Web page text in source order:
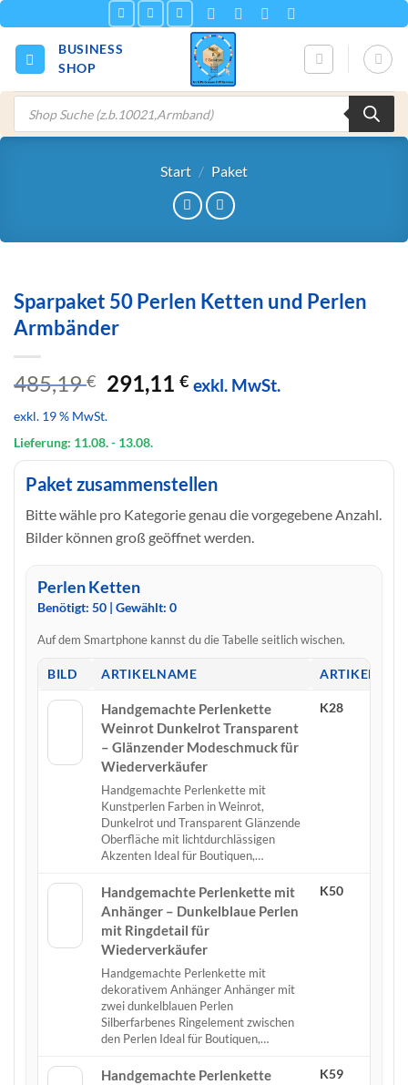
Inhalt
springen
BUSINESS
SHOP
Products
search
Start / Paket
Sparpaket 50 Perlen Ketten und Perlen
Armbänder
485,19€ Ursprünglicher
Preis
war:
485,19 €
291,11€Aktueller
exkl. MwSt.
exkl. 19 % MwSt.
Lieferung: 11.08.- 13.08.
Paket zusammenstellen
Bitte wähle pro Kategorie genau die vorgegebene Anzahl.
Bilder können groß geöffnet werden.
Perlen Ketten
Benötigt: 50 | Gewählt: 0
Auf dem Smartphone kannst du die Tabelle seitlich wischen.
BILD ARTIKELNAME
Handgemachte Perlenkette
Weinrot Dunkelrot Transparent
– Glänzender Modeschmuck für
Wiederverkäufer
Handgemachte Perlenkette mit
Kunstperlen Farben in Weinrot,
Dunkelrot und Transparent Glänzende
Oberfläche mit lichtdurchlässigen
Akzenten Ideal für Boutiquen,…
K28
Handgemachte Perlenkette mit
Anhänger – Dunkelblaue Perlen
mit Ringdetail für
Wiederverkäufer
Handgemachte Perlenkette mit
dekorativem Anhänger Anhänger mit
zwei dunkelblauen Perlen
Silberfarbenes Ringelement zwischen
den Perlen Ideal für Boutiquen,…
K50
Handgemachte Perlenkette
K59